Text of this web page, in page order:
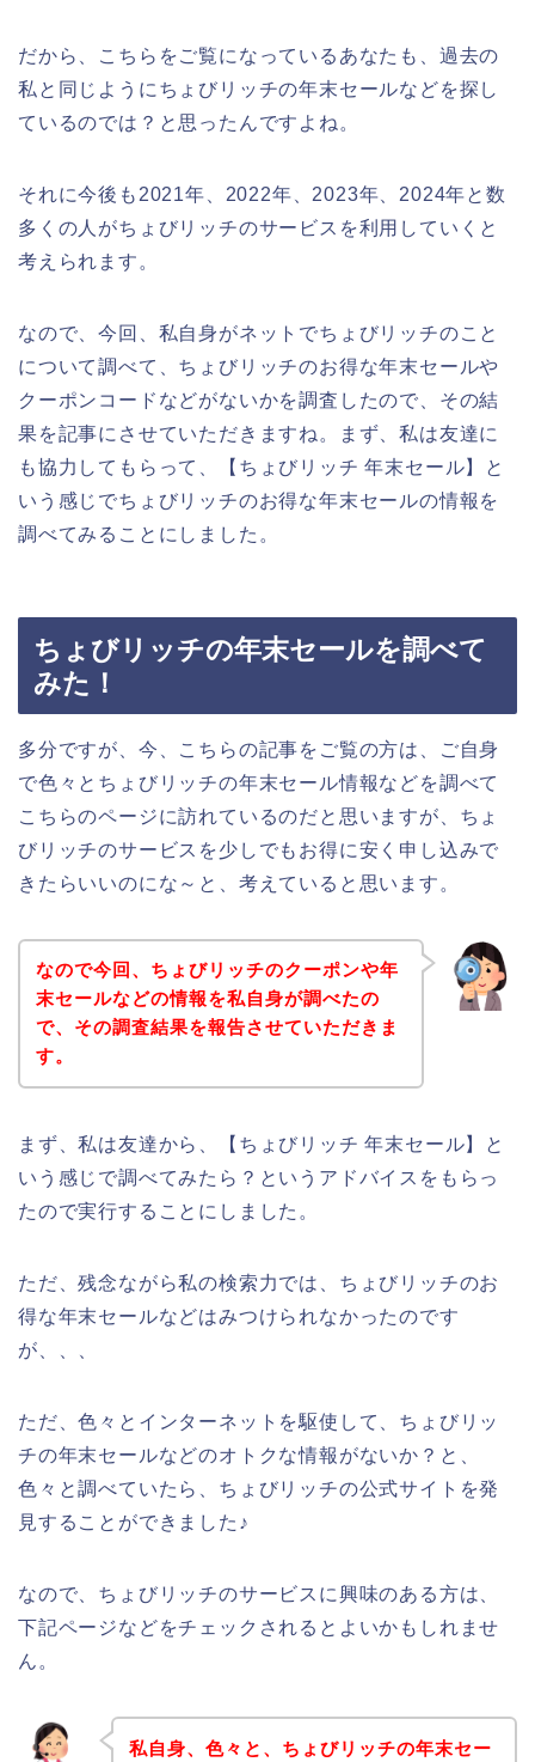
だから、こちらをご覧になっているあなたも、過去の
私と同じようにちょびリッチの年末セールなどを探し
ているのでは？と思ったんですよね。
それに今後も2021年、2022年、2023年、2024年と数
多くの人がちょびリッチのサービスを利用していくと
考えられます。
なので、今回、私自身がネットでちょびリッチのこと
について調べて、ちょびリッチのお得な年末セールや
クーポンコードなどがないかを調査したので、その結
果を記事にさせていただきますね。まず、私は友達に
も協力してもらって、【ちょびリッチ 年末セール】と
いう感じでちょびリッチのお得な年末セールの情報を
調べてみることにしました。
ちょびリッチの年末セールを調べて
みた！
多分ですが、今、こちらの記事をご覧の方は、ご自身
で色々とちょびリッチの年末セール情報などを調べて
こちらのページに訪れているのだと思いますが、ちょ
びリッチのサービスを少しでもお得に安く申し込みで
きたらいいのにな～と、考えていると思います。
なので今回、ちょびリッチのクーポンや年
末セールなどの情報を私自身が調べたの
で、その調査結果を報告させていただきま
す。
まず、私は友達から、【ちょびリッチ 年末セール】と
いう感じで調べてみたら？というアドバイスをもらっ
たので実行することにしました。
ただ、残念ながら私の検索力では、ちょびリッチのお
得な年末セールなどはみつけられなかったのです
が、、、
ただ、色々とインターネットを駆使して、ちょびリッ
チの年末セールなどのオトクな情報がないか？と、
色々と調べていたら、ちょびリッチの公式サイトを発
見することができました♪
なので、ちょびリッチのサービスに興味のある方は、
下記ページなどをチェックされるとよいかもしれませ
ん。
私自身、色々と、ちょびリッチの年末セー